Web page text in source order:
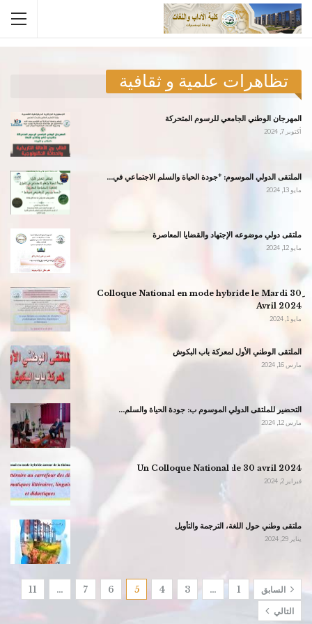
تظاهرات علمية و ثقافية
المهرجان الوطني الجامعي للرسوم المتحركة
أكتوبر 7, 2024
الملتقى الدولي الموسوم: *جودة الحياة والسلم الاجتماعي في…
مايو 13, 2024
ملتقى دولي موضوعه الإجتهاد والقضايا المعاصرة
مايو 12, 2024
ِِColloque National en mode hybride le Mardi 30
Avril 2024
مايو 1, 2024
الملتقى الوطني الأول لمعركة باب البكوش
مارس 16, 2024
التحضير للملتقى الدولي الموسوم ب: جودة الحياة والسلم…
مارس 12, 2024
Un Colloque National :le 30 avril 2024
فبراير 2, 2024
ملتقى وطني حول اللغة، الترجمة والتأويل
يناير 29, 2024
السابق 1
…
3
4
5
6
7
…
11
التالي